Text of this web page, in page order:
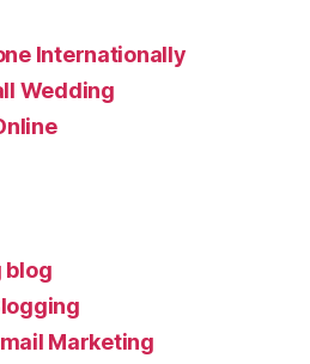
Internationally
Wedding
blog
Marketing